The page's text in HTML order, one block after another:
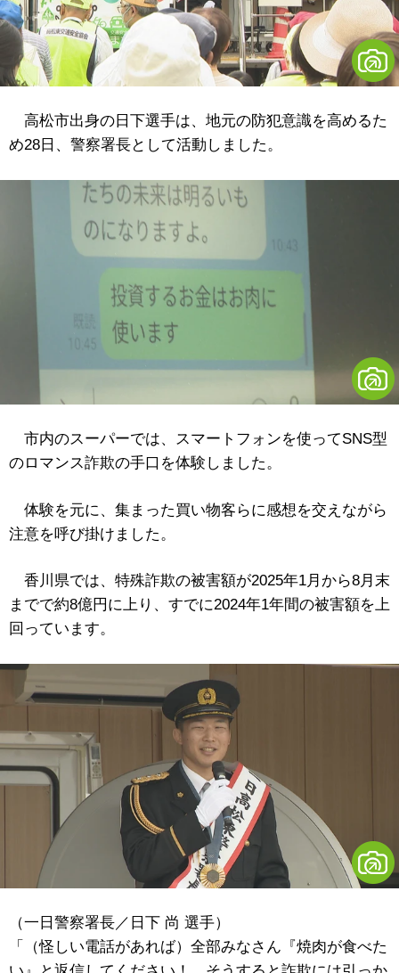
高松市出身の日下選手は、地元の防犯意識を高めるた
め28日、警察署長として活動しました。
市内のスーパーでは、スマートフォンを使ってSNS型
のロマンス詐欺の手口を体験しました。
体験を元に、集まった買い物客らに感想を交えながら
注意を呼び掛けました。
香川県では、特殊詐欺の被害額が2025年1月から8月末
までで約8億円に上り、すでに2024年1年間の被害額を上
回っています。
（一日警察署長／日下 尚 選手）
「（怪しい電話があれば）全部みなさん『焼肉が食べた